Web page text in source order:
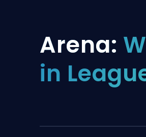
Division Boost
Placements
Teammate
Arena:
in